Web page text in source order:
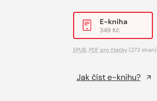
E-kniha
349 Kč
EPUB PDF pro čtečky(272 stran)
Jak číst e-knihu?